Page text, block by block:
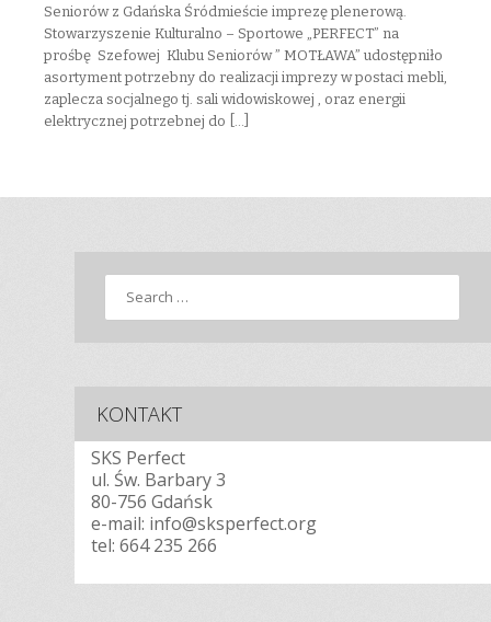
Seniorów z Gdańska Śródmieście imprezę plenerową.
Stowarzyszenie Kulturalno – Sportowe „PERFECT” na
prośbę Szefowej Klubu Seniorów ” MOTŁAWA” udostępniło
asortyment potrzebny do realizacji imprezy w postaci mebli,
zaplecza socjalnego tj. sali widowiskowej , oraz energii
elektrycznej potrzebnej do […]
Search
KONTAKT
SKS Perfect
ul. Św. Barbary 3
80-756 Gdańsk
e-mail: info@sksperfect.org
tel: 664 235 266